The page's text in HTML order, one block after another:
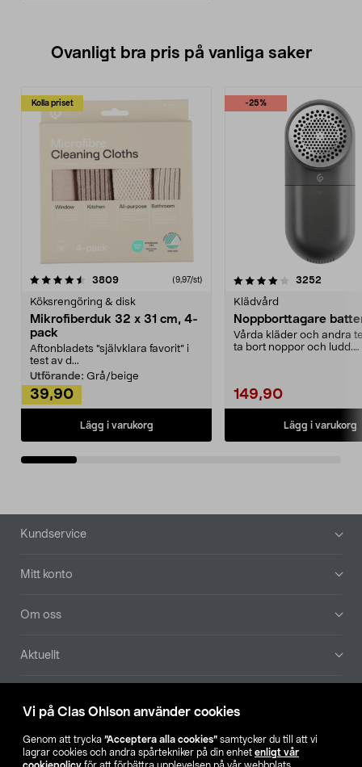
Vi på Clas Ohlson använder cookies
Genom att trycka ”Acceptera alla cookies” samtycker du till att vi
lagrar cookies och andra spårtekniker på din enhet enligt vår
Ovanligt bra pris på vanliga saker
Kolla priset
3809recensioner (9,97/st)
Köksrengöring & disk
Mikrofiberduk 32 x 31 cm, 4-
pack
Aftonbladets "självklara favorit” i
test av d...
Utförande: Grå/beige
39,90
Lägg i varukorg
-25%
4.0av 5 stjärnor 3252
Klädvård
Noppborttagare
Vårda kläder och andra
ta bort noppor och ludd.
149,90
Lägg i varukorg
4.5av 5 stjärnor
Sidfot
Kundservice
Mitt konto
Om oss
Aktuellt
Hitta butik